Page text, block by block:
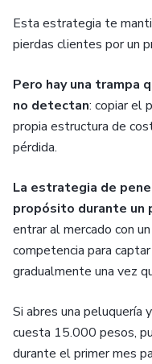
Esta estrategia te
pierdas clientes por un
Pero hay una trampa
no detectan: copiar el
propia estructura de
pérdida.
La estrategia de
propósito durante un
entrar al mercado con
competencia para
gradualmente una vez
Si abres una peluquería
cuesta 15.000 pesos,
durante el primer mes